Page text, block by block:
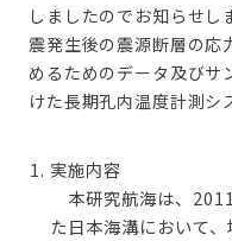
しましたのでお知らせし
震発生後の震源断層の応
めるためのデータ及びサ
けた長期孔内温度計測シ
実施内容
本研究航海は、
た日本海溝において